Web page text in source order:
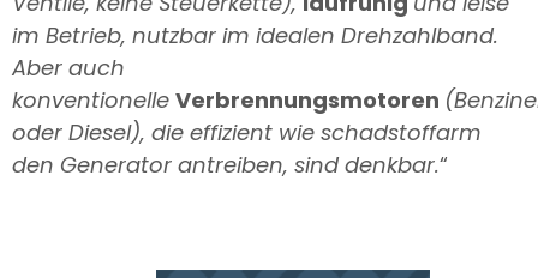
im Betrieb, nutzbar im idealen Drehzahlband.
Aber auch
konventionelle Verbrennungsmotoren
oder Diesel), die effizient wie schadstoffarm
den Generator antreiben, sind denkbar.“